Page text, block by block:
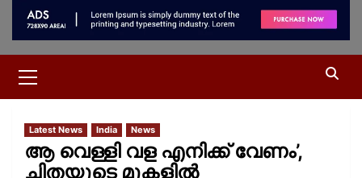
Latest News India News
ആ വെള്ളി വള എനിക്ക് വേണം’,
ചിതയുടെ മുകളിൽ